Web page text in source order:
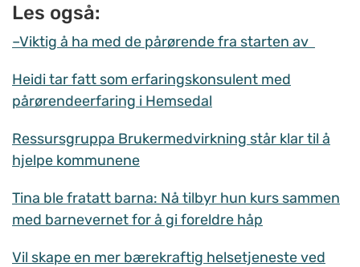
Les også:
–Viktig å ha med de pårørende fra starten av
Heidi tar fatt som erfaringskonsulent med
pårørendeerfaring i Hemsedal
Ressursgruppa Brukermedvirkning står klar til å
hjelpe kommunene
Tina ble fratatt barna: Nå tilbyr hun kurs sammen
med barnevernet for å gi foreldre håp
Vil skape en mer bærekraftig helsetjeneste ved